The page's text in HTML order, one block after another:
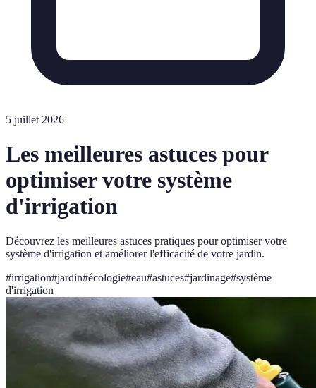
5 juillet 2026
Les meilleures astuces pour
optimiser votre système
d'irrigation
Découvrez les meilleures astuces pratiques pour optimiser votre
système d'irrigation et améliorer l'efficacité de votre jardin.
#irrigation#jardin#écologie#eau#astuces#jardinage#système
d'irrigation